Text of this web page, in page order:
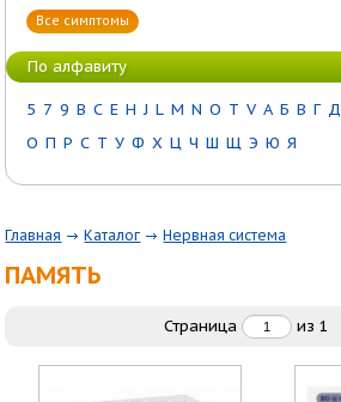
Все симптомы
По алфавиту
5 7 9 B C E H J L M N O T V А Б В Г Д
О П Р С Т У Ф Х Ц Ч Ш Щ Э Ю Я
Главная Каталог Нервная система
ПАМЯТЬ
Страница из 1